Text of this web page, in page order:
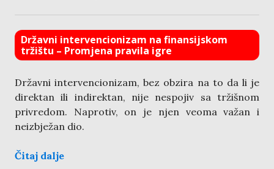
Državni intervencionizam na finansijskom
tržištu – Promjena pravila igre
Državni intervencionizam, bez obzira na to da li je
direktan ili indirektan, nije nespojiv sa tržišnom
privredom. Naprotiv, on je njen veoma važan i
neizbježan dio.
Čitaj dalje